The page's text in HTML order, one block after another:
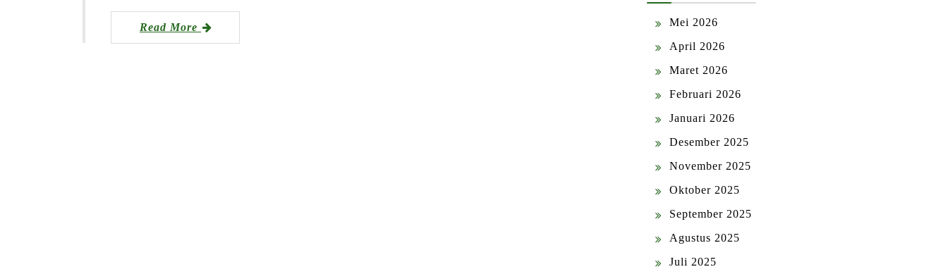
Read More
Mei 2026
April 2026
Maret 2026
Februari 2026
Januari 2026
Desember 2025
November 2025
Oktober 2025
September 2025
Agustus 2025
Juli 2025